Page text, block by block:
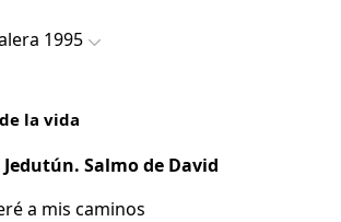
1995
la vida
Salmo de David
a mis caminos